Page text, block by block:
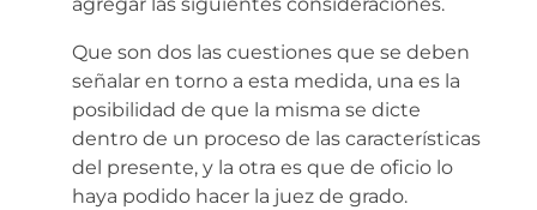
agregar las siguientes consideraciones.
Que son dos las cuestiones que se deben
señalar en torno a esta medida, una es la
posibilidad de que la misma se dicte
dentro de un proceso de las características
del presente, y la otra es que de oficio lo
haya podido hacer la juez de grado.